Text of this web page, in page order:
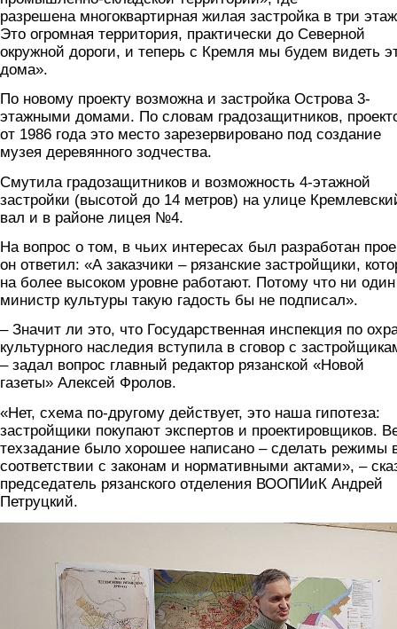
разрешена многоквартирная жилая застройка в три
Это огромная территория, практически до Северной
окружной дороги, и теперь с Кремля мы будем видеть
дома».
По новому проекту возможна и застройка Острова 3-
этажными домами. По словам градозащитников,
от 1986 года это место зарезервировано под создание
музея деревянного зодчества.
Смутила градозащитников и возможность 4-этажной
застройки (высотой до 14 метров) на улице
вал и в районе лицея №4.
На вопрос о том, в чьих интересах был разработан
он ответил: «А заказчики – рязанские застройщики,
на более высоком уровне работают. Потому что ни один
министр культуры такую гадость бы не подписал».
– Значит ли это, что Государственная инспекция по
культурного наследия вступила в сговор с
– задал вопрос главный редактор рязанской «Новой
газеты» Алексей Фролов.
«Нет, схема по-другому действует, это наша гипотеза:
застройщики покупают экспертов и проектировщиков.
техзадание было хорошее написано – сделать режимы
соответствии с законам и нормативными актами», –
председатель рязанского отделения ВООПИиК Андрей
Петруцкий.